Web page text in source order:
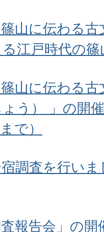
篠山に伝わる
江戸時代の
篠山に伝わる
う） 」の開
で）
調査を行い
査報告会」の